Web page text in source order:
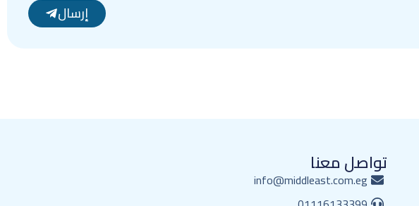
إرسال
تواصل معنا
info@middleast.com.eg